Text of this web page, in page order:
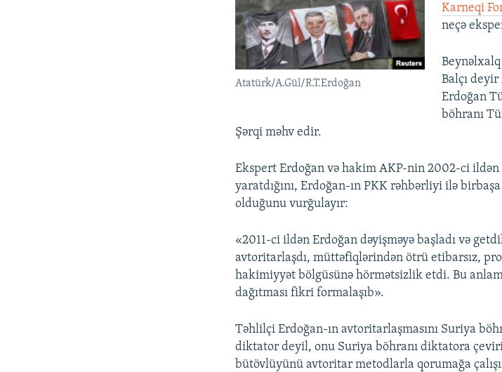
Atatürk/A.Gül/R.T.Erdoğan
Karneqi
neçə
Balçı
Erdoğan
böhranı
Şərqi məhv edir.
Ekspert Erdoğan və hakim AKP-nin 2002-ci
yaratdığını, Erdoğan-ın PKK rəhbərliyi ilə
olduğunu vurğulayır:
«2011-ci ildən Erdoğan dəyişməyə başladı və
avtoritarlaşdı, müttəfiqlərindən ötrü etibarsız,
hakimiyyət bölgüsünə hörmətsizlik etdi. Bu
dağıtması fikri formalaşıb».
Təhlilçi Erdoğan-ın avtoritarlaşmasını Suriya
diktator deyil, onu Suriya böhranı diktatora
bütövlüyünü avtoritar metodlarla qorumağa